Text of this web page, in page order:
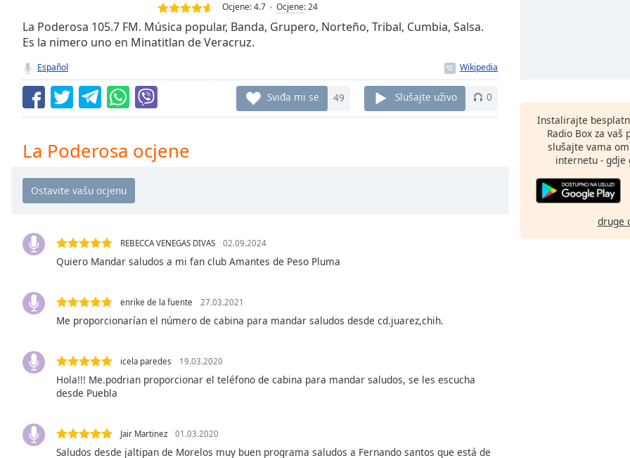
Seek to
currently
LIVE
Remaining
Playback
Descriptions
off,
selected
subtitles
settings,
opens
settings
dialog
Ocjene:4.7 Ocjene:24
La Poderosa 105.7 FM. Música popular, Banda, Grupero, Norteño, Tribal, Cumbia, Salsa.
Es la nimero uno en Minatitlan de Veracruz.
Español
Sviđa mi se 49 Slušajte uživo 0
La Poderosa ocjene
REBECCA VENEGAS DIVAS 02.09.2024
Quiero Mandar saludos a mi fan club Amantes de Peso Pluma
enrike de la fuente 27.03.2021
Me proporcionarían el número de cabina para mandar saludos desde cd.juarez,chih.
icela paredes 19.03.2020
Hola!!! Me.podrian proporcionar el teléfono de cabina para mandar saludos, se les escucha
desde Puebla
Jair Martinez 01.03.2020
Saludos desde jaltipan de Morelos muy buen programa saludos a Fernando santos que está de
Instalirajte
Radio Box za
slušajte vama
internetu - gdje
druge